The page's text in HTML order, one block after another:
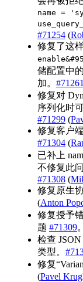
name =
#71254 (
修复了这
储配置中
加。 #71261
修复对
序列化时
#71299 (
修复客户
#71304 (
已补上
不修复此
#71308 (
修复原生
(Anton
修复授予
题 #71309。
检查
类型。
修复
(Pavel